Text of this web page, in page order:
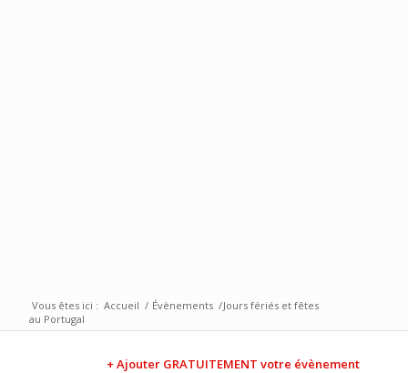
Vous êtes ici : Accueil / Évènements /Jours fériés et fêtes
au Portugal
+ Ajouter GRATUITEMENT votre évènement